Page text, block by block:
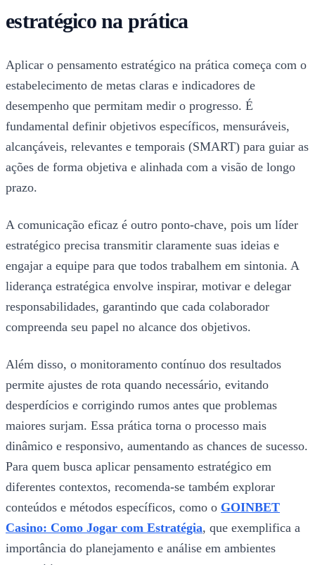
estratégico na prática
Aplicar o pensamento estratégico na prática começa com o
estabelecimento de metas claras e indicadores de
desempenho que permitam medir o progresso. É
fundamental definir objetivos específicos, mensuráveis,
alcançáveis, relevantes e temporais (SMART) para guiar as
ações de forma objetiva e alinhada com a visão de longo
prazo.
A comunicação eficaz é outro ponto-chave, pois um líder
estratégico precisa transmitir claramente suas ideias e
engajar a equipe para que todos trabalhem em sintonia. A
liderança estratégica envolve inspirar, motivar e delegar
responsabilidades, garantindo que cada colaborador
compreenda seu papel no alcance dos objetivos.
Além disso, o monitoramento contínuo dos resultados
permite ajustes de rota quando necessário, evitando
desperdícios e corrigindo rumos antes que problemas
maiores surjam. Essa prática torna o processo mais
dinâmico e responsivo, aumentando as chances de sucesso.
Para quem busca aplicar pensamento estratégico em
diferentes contextos, recomenda-se também explorar
conteúdos e métodos específicos, como o GOINBET
Casino: Como Jogar com Estratégia, que exemplifica a
importância do planejamento e análise em ambientes